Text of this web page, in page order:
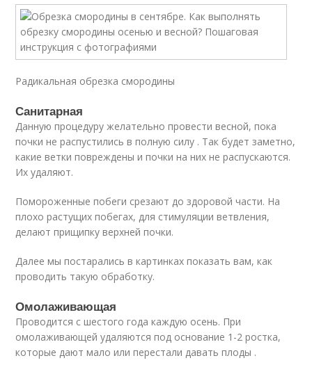
Радикальная обрезка смородины
Санитарная
Данную процедуру желательно провести весной, пока
почки не распустились в полную силу . Так будет заметно,
какие ветки повреждены и почки на них не распускаются.
Их удаляют.
Помороженные побеги срезают до здоровой части. На
плохо растущих побегах, для стимуляции ветвления,
делают прищипку верхней почки.
Далее мы постарались в картинках показать вам, как
проводить такую обработку.
Омолаживающая
Проводится с шестого года каждую осень. При
омолаживающей удаляются под основание 1-2 ростка,
которые дают мало или перестали давать плоды .